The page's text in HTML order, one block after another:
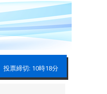
投票締切: 10時18分